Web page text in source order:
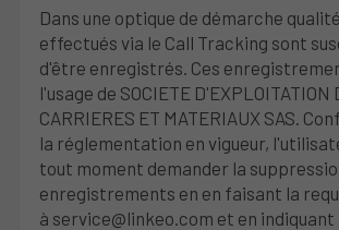
Dans une optique de démarche
effectués via le Call Tracking sont
d'être enregistrés. Ces
l'usage de SOCIETE D'EXPLOITATION
CARRIERES ET MATERIAUX SAS.
la réglementation en vigueur,
tout moment demander la
enregistrements en en faisant la
à service@linkeo.com et en